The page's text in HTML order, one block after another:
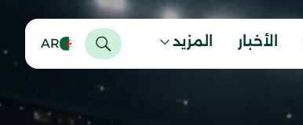
الأخبار المزيد AR